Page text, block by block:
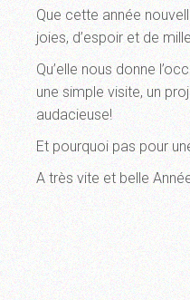
Que cette année
joies, d’espoir et de
Qu’elle nous donne
une simple visite, un
audacieuse!
Et pourquoi pas pour
A très vite et belle